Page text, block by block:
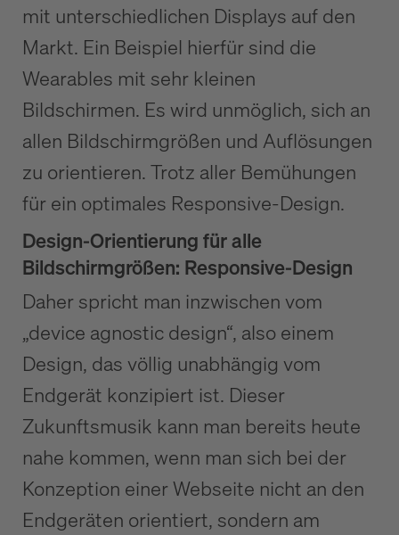
mit unterschiedlichen Displays auf den
Markt. Ein Beispiel hierfür sind die
Wearables mit sehr kleinen
Bildschirmen. Es wird unmöglich, sich an
allen Bildschirmgrößen und Auflösungen
zu orientieren. Trotz aller Bemühungen
für ein optimales Responsive-Design.
Design-Orientierung für alle
Bildschirmgrößen: Responsive-Design
Daher spricht man inzwischen vom
„device agnostic design“, also einem
Design, das völlig unabhängig vom
Endgerät konzipiert ist. Dieser
Zukunftsmusik kann man bereits heute
nahe kommen, wenn man sich bei der
Konzeption einer Webseite nicht an den
Endgeräten orientiert, sondern am